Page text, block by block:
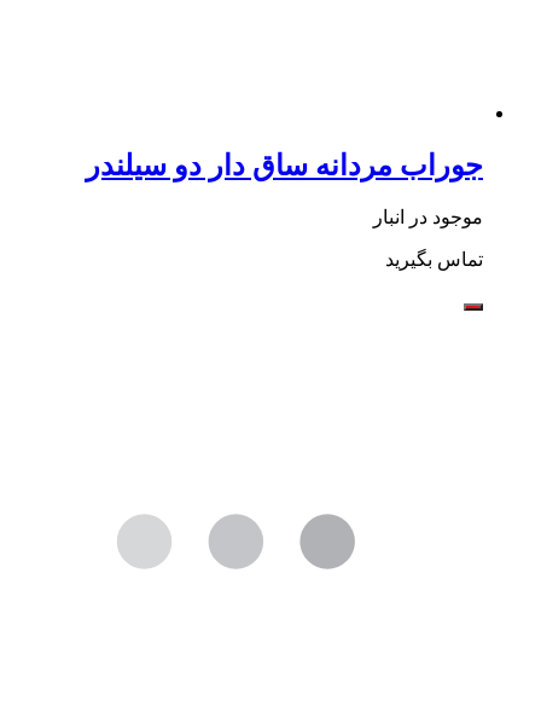
جوراب مردانه ساق دار دو سیلندر
موجود در انبار
تماس بگیرید